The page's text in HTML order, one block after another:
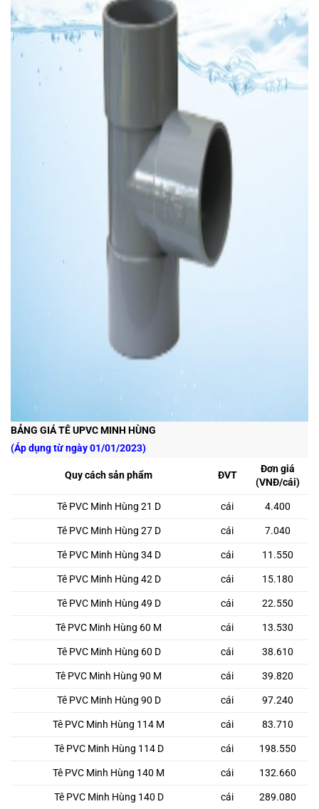
BẢNG GIÁ TÊ UPVC MINH HÙNG
(Áp dụng từ ngày 01/01/2023)
Quy cách sản phẩm ĐVT
Đơn giá
(VNĐ/cái)
Tê PVC Minh Hùng 21 D cái 4.400
Tê PVC Minh Hùng 27 D cái 7.040
Tê PVC Minh Hùng 34 D cái 11.550
Tê PVC Minh Hùng 42 D cái 15.180
Tê PVC Minh Hùng 49 D cái 22.550
Tê PVC Minh Hùng 60 M cái 13.530
Tê PVC Minh Hùng 60 D cái 38.610
Tê PVC Minh Hùng 90 M cái 39.820
Tê PVC Minh Hùng 90 D cái 97.240
Tê PVC Minh Hùng 114 M cái 83.710
Tê PVC Minh Hùng 114 D cái 198.550
Tê PVC Minh Hùng 140 M cái 132.660
Tê PVC Minh Hùng 140 D cái 289.080